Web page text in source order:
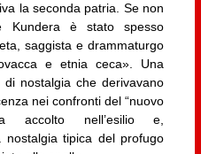
la seconda patria. Se non
Kundera è stato spesso
saggista e drammaturgo
e etnia ceca». Una
nostalgia che derivavano
nei confronti del “nuovo
accolto nell’esilio e,
nostalgia tipica del profugo